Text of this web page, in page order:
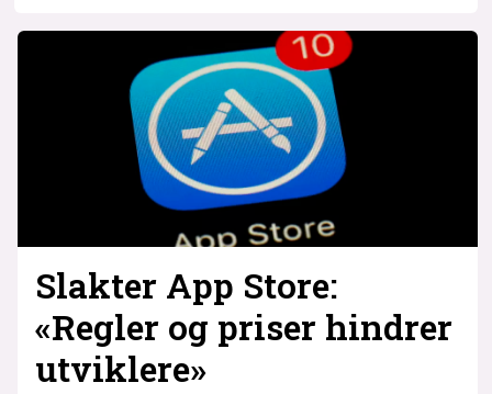
Slakter App Store:
«Regler og priser hindrer
utviklere»